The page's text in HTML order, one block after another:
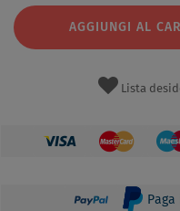
AGGIUNGI AL
Lista